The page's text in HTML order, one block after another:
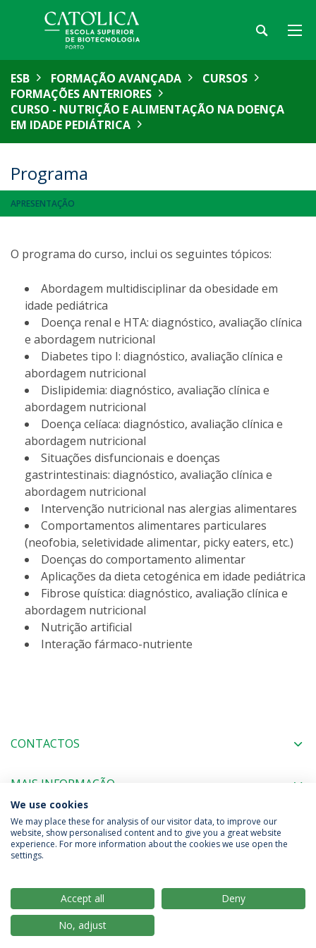
ESB FORMAÇÃO AVANÇADA
CURSOS
FORMAÇÕES ANTERIORES
CURSO - NUTRIÇÃO E ALIMENTAÇÃO NA DOENÇA
EM IDADE PEDIÁTRICA
Programa
APRESENTAÇÃO
O programa do curso, inclui os seguintes tópicos:
Abordagem multidisciplinar da obesidade em
idade pediátrica
Doença renal e HTA: diagnóstico, avaliação clínica
e abordagem nutricional
Diabetes tipo I: diagnóstico, avaliação clínica e
abordagem nutricional
Dislipidemia: diagnóstico, avaliação clínica e
abordagem nutricional
Doença celíaca: diagnóstico, avaliação clínica e
abordagem nutricional
Situações disfuncionais e doenças
gastrintestinais: diagnóstico, avaliação clínica e
abordagem nutricional
Intervenção nutricional nas alergias alimentares
Comportamentos alimentares particulares
(neofobia, seletividade alimentar, picky eaters, etc.)
Doenças do comportamento alimentar
Aplicações da dieta cetogénica em idade pediátrica
Fibrose quística: diagnóstico, avaliação clínica e
abordagem nutricional
Nutrição artificial
Interação fármaco-nutriente
CONTACTOS
MAIS INFORMAÇÃO
Política de Privacidade
Termos & Condições
© 2026 Universidade Católica Portuguesa
We use cookies
We may place these for analysis of our visitor data, to improve our
website, show personalised content and to give you a great website
experience. For more information about the cookies we use open the
settings.
Accept all
Deny
No, adjust